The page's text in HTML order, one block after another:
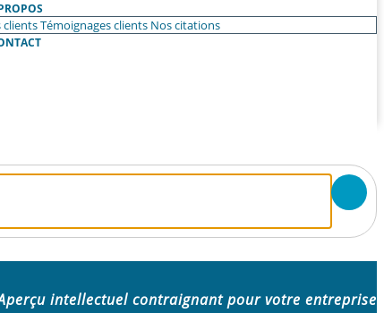
clientsTémoignages clients Nos citations
intellectuel contraignant pour votre entreprise